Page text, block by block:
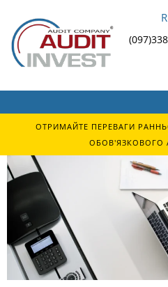
ОТРИМАЙТЕ ПЕРЕВАГИ
ОБОВ'ЯЗКОВОГО